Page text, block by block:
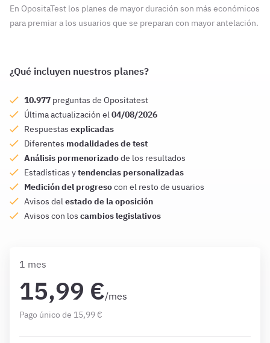
En OpositaTest los planes de mayor duración son más económicos
para premiar a los usuarios que se preparan con mayor antelación.
¿Qué incluyen nuestros planes?
10.977 preguntas de Opositatest
Última actualización el04/08/2026
Respuestas explicadas
Diferentes modalidades de test
Análisis pormenorizadode los resultados
Estadísticas ytendencias personalizadas
Medición del progresocon el resto de usuarios
Avisos delestado de la oposición
Avisos con los cambios legislativos
1 mes
15,99 €/mes
Pago único de 15,99 €